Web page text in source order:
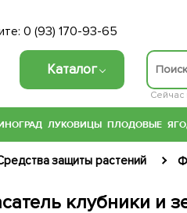
0 (93) 170-93-65
Каталог
Сейчас
ЛУКОВИЦЫ ПЛОДОВЫЕ
защиты растений
клубники и